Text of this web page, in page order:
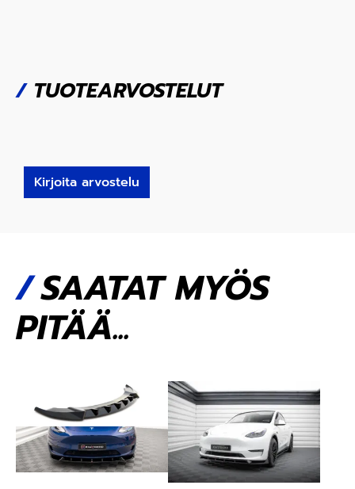
/TUOTEARVOSTELUT
Kirjoita arvostelu
SAATAT MYÖS
PITÄÄ...